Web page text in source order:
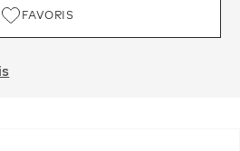
FAVORIS